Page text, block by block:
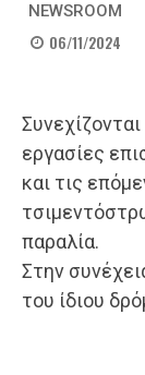
NEWSROOM
06/11/2024
εργασίες
και τις
παραλία.
Στην
του ίδιου